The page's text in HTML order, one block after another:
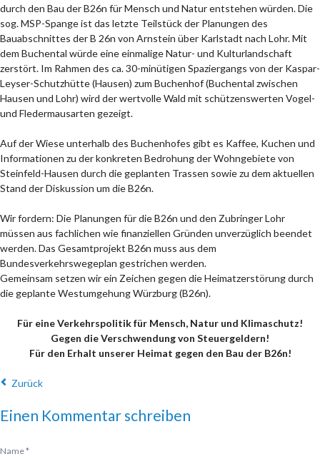
durch den Bau der B26n für Mensch und Natur entstehen würden. Die
sog. MSP-Spange ist das letzte Teilstück der Planungen des
Bauabschnittes der B 26n von Arnstein über Karlstadt nach Lohr. Mit
dem Buchental würde eine einmalige Natur- und Kulturlandschaft
zerstört. Im Rahmen des ca. 30-minütigen Spaziergangs von der Kaspar-
Leyser-Schutzhütte (Hausen) zum Buchenhof (Buchental zwischen
Hausen und Lohr) wird der wertvolle Wald mit schützenswerten Vogel-
und Fledermausarten gezeigt.
Auf der Wiese unterhalb des Buchenhofes gibt es Kaffee, Kuchen und
Informationen zu der konkreten Bedrohung der Wohngebiete von
Steinfeld-Hausen durch die geplanten Trassen sowie zu dem aktuellen
Stand der Diskussion um die B26n.
Wir fordern: Die Planungen für die B26n und den Zubringer Lohr
müssen aus fachlichen wie finanziellen Gründen unverzüglich beendet
werden. Das Gesamtprojekt B26n muss aus dem
Bundesverkehrswegeplan gestrichen werden.
Gemeinsam setzen wir ein Zeichen gegen die Heimatzerstörung durch
die geplante Westumgehung Würzburg (B26n).
Für eine Verkehrspolitik für Mensch, Natur und Klimaschutz!
Gegen die Verschwendung von Steuergeldern!
Für den Erhalt unserer Heimat gegen den Bau der B26n!
Zurück
Einen Kommentar schreiben
Pflichtfeld
Name*